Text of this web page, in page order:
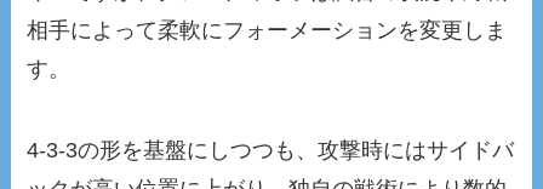
相手によって柔軟にフォーメーションを変更しま
す。
4-3-3の形を基盤にしつつも、攻撃時にはサイドバ